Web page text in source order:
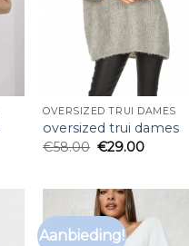
OVERSIZED TRUI DAMES
oversized trui dames
€58.00 €29.00
Aanbieding!